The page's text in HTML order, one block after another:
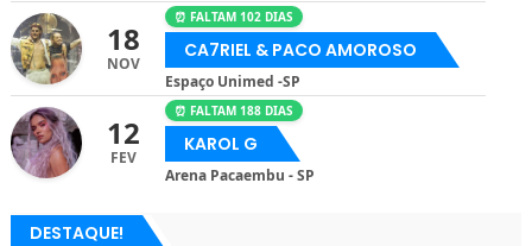
18
NOV
⏰ FALTAM 102 DIAS
CA7RIEL & PACO AMOROSO
Espaço Unimed -SP
12
FEV
⏰ FALTAM 188 DIAS
KAROL G
Arena Pacaembu - SP
DESTAQUE!